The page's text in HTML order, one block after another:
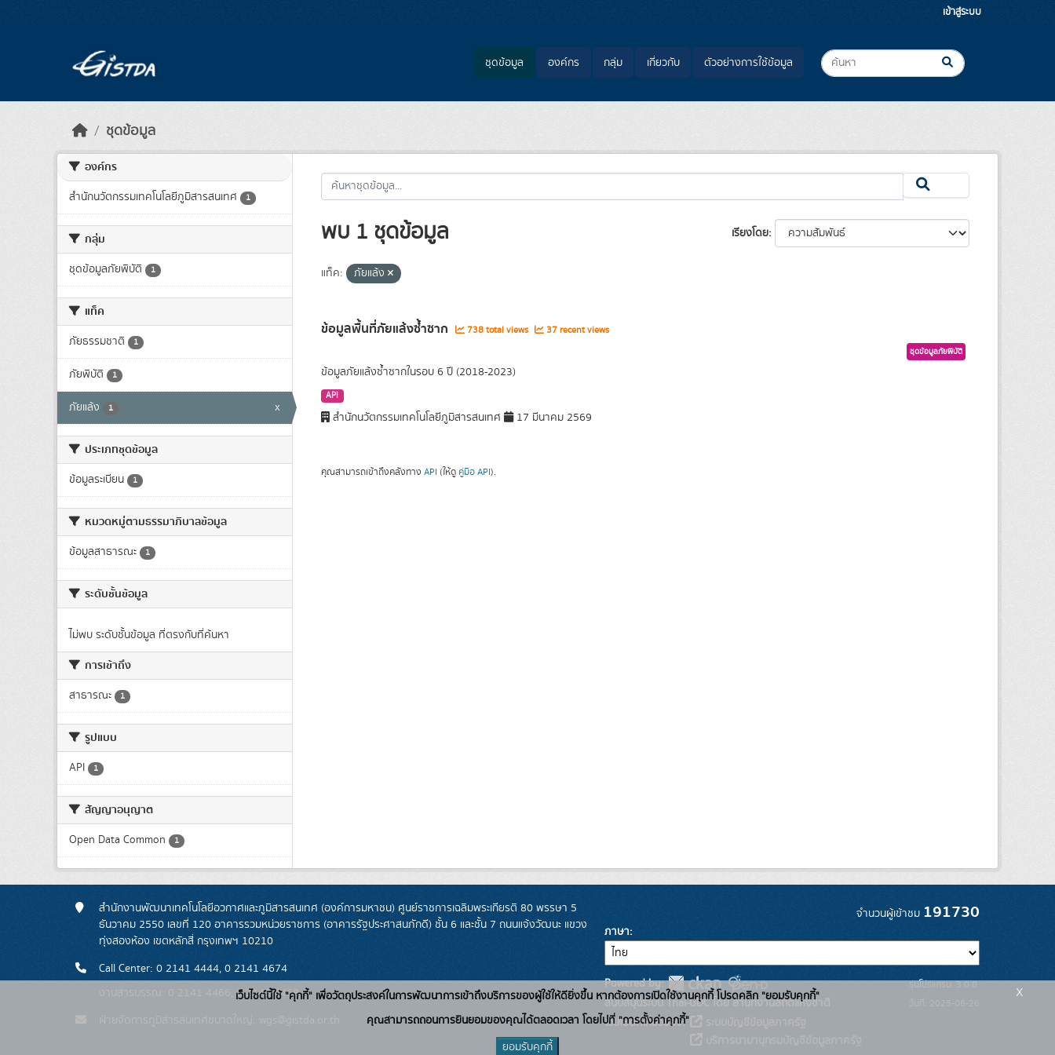
เข้าสู่ระบบ
ชุดข้อมูล องค์กร กลุ่ม เกี่ยวกับ ตัวอย่างการใช้ข้อมูล
ชุดข้อมูล
องค์กร
สำนักนวัตกรรมเทคโนโลยีภูมิสารสนเทศ 1
กลุ่ม
ชุดข้อมูลภัยพิบัติ 1
แท็ค
ภัยธรรมชาติ 1
ภัยพิบัติ 1
ภัยแล้ง 1 x
ประเภทชุดข้อมูล
ข้อมูลระเบียน 1
หมวดหมู่ตามธรรมาภิบาลข้อมูล
ข้อมูลสาธารณะ 1
ระดับชั้นข้อมูล
ไม่พบ ระดับชั้นข้อมูล ที่ตรงกับที่ค้นหา
การเข้าถึง
สาธารณะ 1
รูปแบบ
API 1
สัญญาอนุญาต
Open Data Common 1
เรียงโดย
พบ 1 ชุดข้อมูล
แท็ค: ภัยแล้ง
ข้อมูลพื้นที่ภัยแล้งซ้ำซาก 738 total views 37 recent views
ชุดข้อมูลภัยพิบัติ
ข้อมูลภัยแล้งซ้ำซากในรอบ 6 ปี (2018-2023)
API
สำนักนวัตกรรมเทคโนโลยีภูมิสารสนเทศ 17 มีนาคม 2569
คุณสามารถเข้าถึงคลังทาง API (ให้ดู คู่มือ API).
สำนักงานพัฒนาเทคโนโลยีอวกาศและภูมิสารสนเทศ (องค์การมหาชน) ศูนย์ราชการเฉลิมพระเกียรติ 80 พรรษา 5
ธันวาคม 2550 เลขที่ 120 อาคารรวมหน่วยราชการ (อาคารรัฐประศาสนภักดี) ชั้น 6 และชั้น 7 ถนนแจ้งวัฒนะ แขวง
ทุ่งสองห้อง เขตหลักสี่ กรุงเทพฯ 10210
Call Center: 0 2141 4444, 0 2141 4674
งานสารบรรณ: 0 2141 4466, 0 2141 4468
ฝ่ายจัดการภูมิสารสนเทศขนาดใหญ่: wgs@gistda.or.th
จำนวนผู้เข้าชม 191730
ภาษา
Powered by:
สนับสนุนระบบ Thai-GDC โดย สำนักงานสถิติแห่งชาติ
เว็บไซต์ที่เกี่ยวข้อง:
รุ่นโปรแกรม: 3.0.0
วันที่: 2025-06-26
เว็บไซต์นี้ใช้ "คุกกี้" เพื่อวัตถุประสงค์ในการพัฒนาการเข้าถึงบริการของผู้ใช้ให้ดียิ่งขึ้น หากต้องการเปิดใช้งานคุกกี้ โปรดคลิก "ยอมรับคุกกี้"
คุณสามารถถอนการยินยอมของคุณได้ตลอดเวลา โดยไปที่ "การตั้งค่าคุกกี้"
ยอมรับคุกกี้
x